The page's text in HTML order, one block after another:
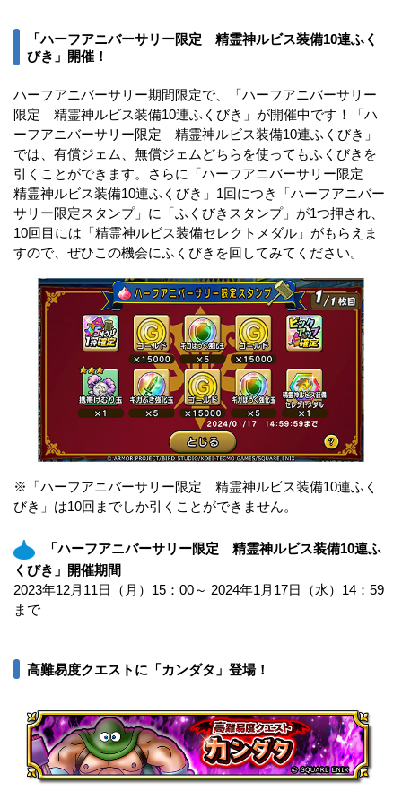
「ハーフアニバーサリー限定 精霊神ルビス装備10連ふく
びき」開催！
ハーフアニバーサリー期間限定で、「ハーフアニバーサリー
限定 精霊神ルビス装備10連ふくびき」が開催中です！「ハ
ーフアニバーサリー限定 精霊神ルビス装備10連ふくびき」
では、有償ジェム、無償ジェムどちらを使ってもふくびきを
引くことができます。さらに「ハーフアニバーサリー限定
精霊神ルビス装備10連ふくびき」1回につき「ハーフアニバー
サリー限定スタンプ」に「ふくびきスタンプ」が1つ押され、
10回目には「精霊神ルビス装備セレクトメダル」がもらえま
すので、ぜひこの機会にふくびきを回してみてください。
※「ハーフアニバーサリー限定 精霊神ルビス装備10連ふく
びき」は10回までしか引くことができません。
「ハーフアニバーサリー限定 精霊神ルビス装備10連ふ
くびき」開催期間
2023年12月11日（月）15：00～ 2024年1月17日（水）14：59
まで
高難易度クエストに「カンダタ」登場！